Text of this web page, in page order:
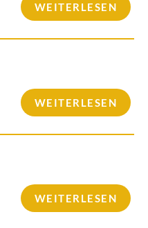
WEITERLESEN
WEITERLESEN
WEITERLESEN